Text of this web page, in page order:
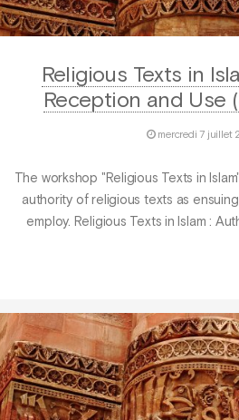
Religious Texts in
Reception and Use
mercredi 7 juillet
The workshop "Religious Texts in
authority of religious texts as
employ. Religious Texts in Islam :